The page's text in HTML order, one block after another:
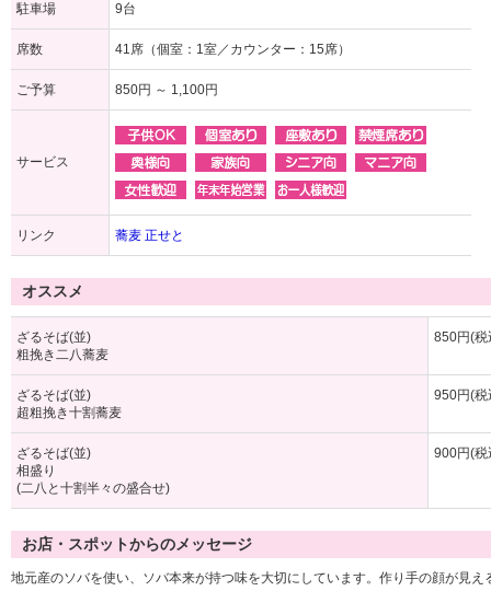
駐車場 9台
席数 41席（個室：1室／カウンター：15席）
ご予算 850円 ～ 1,100円
サービス
リンク 蕎麦 正せと
オススメ
ざるそば(並)
粗挽き二八蕎麦
850円(税
ざるそば(並)
超粗挽き十割蕎麦
950円(税
ざるそば(並)
相盛り
(二八と十割半々の盛合せ)
900円(税
お店・スポットからのメッセージ
地元産のソバを使い、ソバ本来が持つ味を大切にしています。作り手の顔が見